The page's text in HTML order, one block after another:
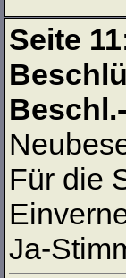
Seite
Für die
Ja-